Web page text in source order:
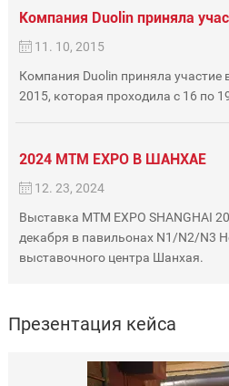
11. 10, 2015
Компания Duolin приняла участие
2015, которая проходила с 16 по
2024 MTM EXPO В ШАНХАЕ
12. 23, 2024
Выставка MTM EXPO SHANGHAI
декабря в павильонах N1/N2/N3
выставочного центра Шанхая.
Презентация кейса